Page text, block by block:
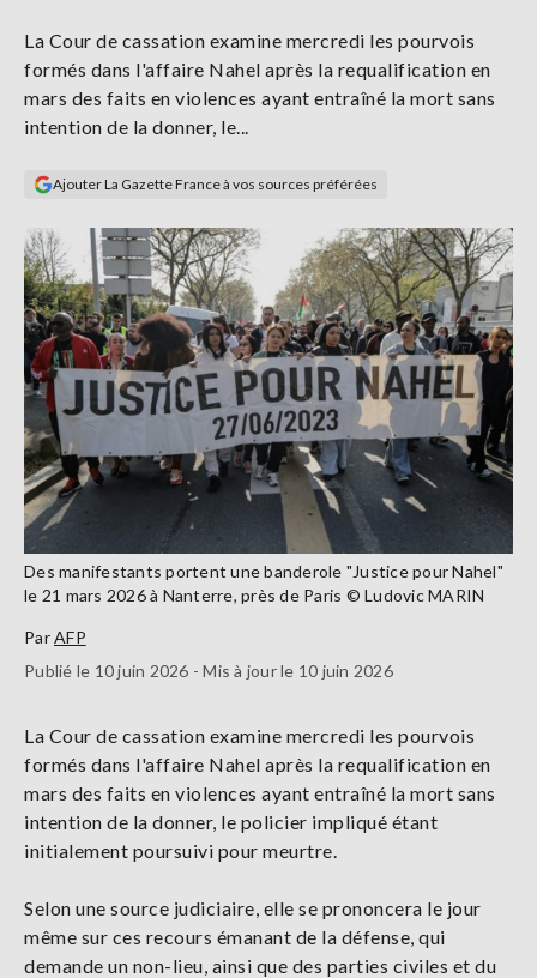
La Cour de cassation examine mercredi les pourvois
formés dans l'affaire Nahel après la requalification en
mars des faits en violences ayant entraîné la mort sans
intention de la donner, le...
Ajouter La Gazette France à vos sources préférées
Des manifestants portent une banderole "Justice pour Nahel"
le 21 mars 2026 à Nanterre, près de Paris © Ludovic MARIN
ParAFP
Publié le 10 juin 2026 - Mis à jour le 10 juin 2026
La Cour de cassation examine mercredi les pourvois
formés dans l'affaire Nahel après la requalification en
mars des faits en violences ayant entraîné la mort sans
intention de la donner, le policier impliqué étant
initialement poursuivi pour meurtre.
Selon une source judiciaire, elle se prononcera le jour
même sur ces recours émanant de la défense, qui
demande un non-lieu, ainsi que des parties civiles et du